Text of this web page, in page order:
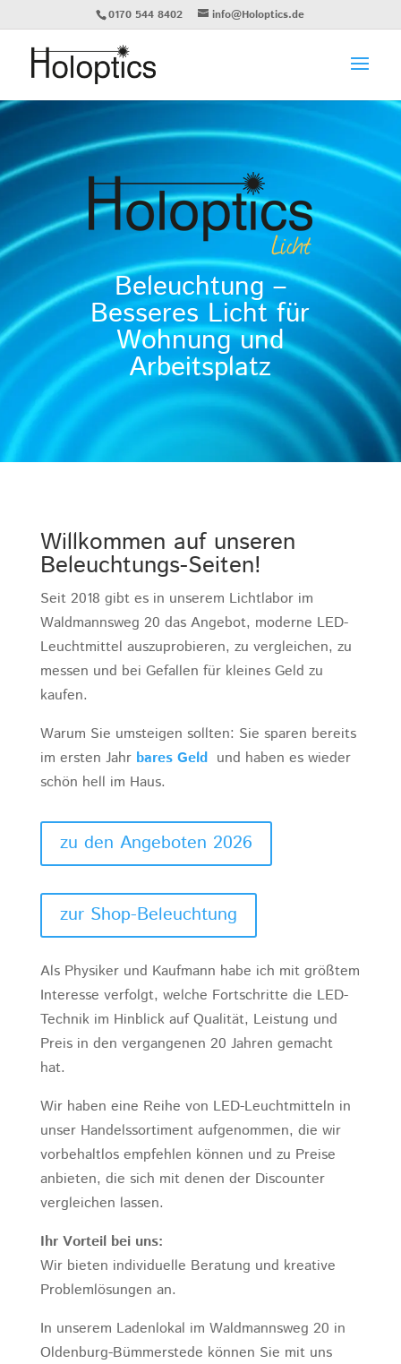
0170 544 8402 info@Holoptics.de
Beleuchtung –
Besseres Licht für
Wohnung und
Arbeitsplatz
Willkommen auf unseren
Beleuchtungs-Seiten!
Seit 2018 gibt es in unserem Lichtlabor im
Waldmannsweg 20 das Angebot, moderne LED-
Leuchtmittel auszuprobieren, zu vergleichen, zu
messen und bei Gefallen für kleines Geld zu
kaufen.
Warum Sie umsteigen sollten: Sie sparen bereits
im ersten Jahr bares Geldund haben es wieder
schön hell im Haus.
zu den Angeboten 2026
zur Shop-Beleuchtung
Als Physiker und Kaufmann habe ich mit größtem
Interesse verfolgt, welche Fortschritte die LED-
Technik im Hinblick auf Qualität, Leistung und
Preis in den vergangenen 20 Jahren gemacht
hat.
Wir haben eine Reihe von LED-Leuchtmitteln in
unser Handelssortiment aufgenommen, die wir
vorbehaltlos empfehlen können und zu Preise
anbieten, die sich mit denen der Discounter
vergleichen lassen.
Ihr Vorteil bei uns:
Wir bieten individuelle Beratung und kreative
Problemlösungen an.
In unserem Ladenlokal im Waldmannsweg 20 in
Oldenburg-Bümmerstede können Sie mit uns